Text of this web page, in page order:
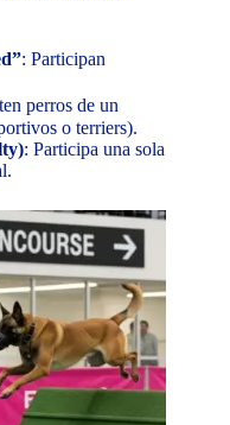
: Participan
perros de un
o terriers).
: Participa una sola